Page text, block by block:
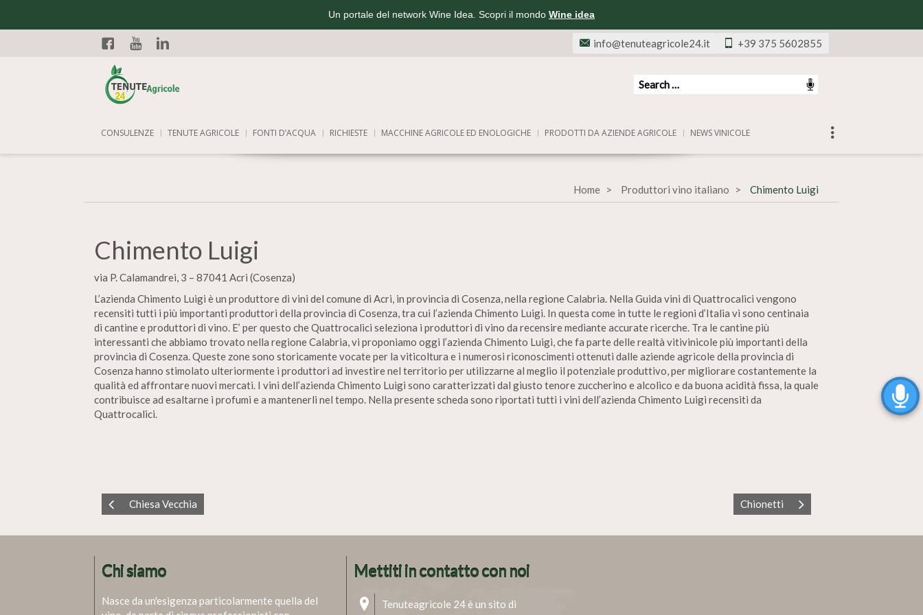
Un portale del network Wine Idea. Scopri il mondo Wine idea
Facebook
+39 375 5602855
info@tenuteagricole24.it
CONSULENZE TENUTE AGRICOLE FONTI D’ACQUA RICHIESTE MACCHINE AGRICOLE ED ENOLOGICHE PRODOTTI DA AZIENDE AGRICOLE NEWS VINICOLE
Home Produttori vino italiano Chimento Luigi
Chimento Luigi
via P. Calamandrei, 3 – 87041 Acri (Cosenza)
L’azienda Chimento Luigi è un produttore di vini del comune di Acri, in provincia di Cosenza, nella regione Calabria. Nella Guida vini di Quattrocalici vengono
recensiti tutti i più importanti produttori della provincia di Cosenza, tra cui l’azienda Chimento Luigi. In questa come in tutte le regioni d’Italia vi sono centinaia
di cantine e produttori di vino. E’ per questo che Quattrocalici seleziona i produttori di vino da recensire mediante accurate ricerche. Tra le cantine più
interessanti che abbiamo trovato nella regione Calabria, vi proponiamo oggi l’azienda Chimento Luigi, che fa parte delle realtà vitivinicole più importanti della
provincia di Cosenza. Queste zone sono storicamente vocate per la viticoltura e i numerosi riconoscimenti ottenuti dalle aziende agricole della provincia di
Cosenza hanno stimolato ulteriormente i produttori ad investire nel territorio per utilizzarne al meglio il potenziale produttivo, per migliorare costantemente la
qualità ed affrontare nuovi mercati. I vini dell’azienda Chimento Luigi sono caratterizzati dal giusto tenore zuccherino e alcolico e da buona acidità fissa, la quale
contribuisce ad esaltarne i profumi e a mantenerli nel tempo. Nella presente scheda sono riportati tutti i vini dell’azienda Chimento Luigi recensiti da
Quattrocalici.
Chiesa Vecchia Chionetti
Chi siamo
Nasce da un'esigenza particolarmente quella del
Mettiti in contatto con noi
Tenuteagricole 24 è un sito di